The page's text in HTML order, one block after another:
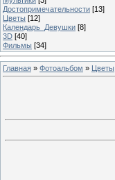
Достопримечательности [13]
Цветы [12]
Календарь_Девушки [8]
3D [40]
Фильмы [34]
Главная » Фотоальбом » Цветы